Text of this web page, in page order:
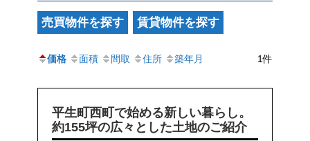
売買物件を探す 賃貸物件を探す
価格 面積 間取 住所 築年月 1件
平生町西町で始める新しい暮らし。
約155坪の広々とした土地のご紹介